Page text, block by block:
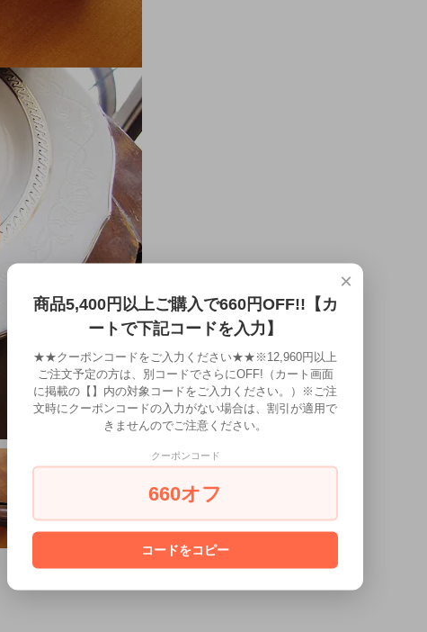
×
商品5,400円以上ご購入で660円OFF!!【カ
ートで下記コードを入力】
★★クーポンコードをご入力ください★★※12,960円以上
ご注文予定の方は、別コードでさらにOFF!（カート画面
に掲載の【】内の対象コードをご入力ください。）※ご注
文時にクーポンコードの入力がない場合は、割引が適用で
きませんのでご注意ください。
クーポンコード
660オフ
コードをコピー